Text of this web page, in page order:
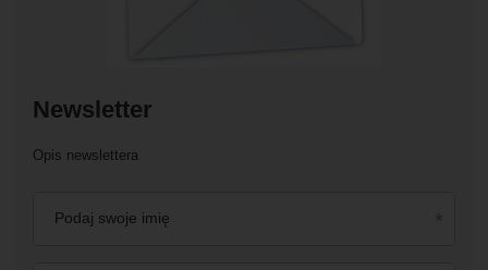
Newsletter
Opis newslettera
Podaj swoje imię